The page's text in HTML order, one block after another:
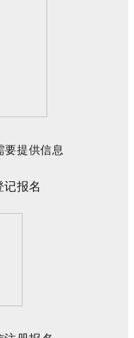
要提供信息
报名